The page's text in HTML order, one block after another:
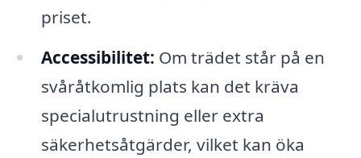
priset.
Accessibilitet: Om trädet står på en
svåråtkomlig plats kan det kräva
specialutrustning eller extra
säkerhetsåtgärder, vilket kan öka